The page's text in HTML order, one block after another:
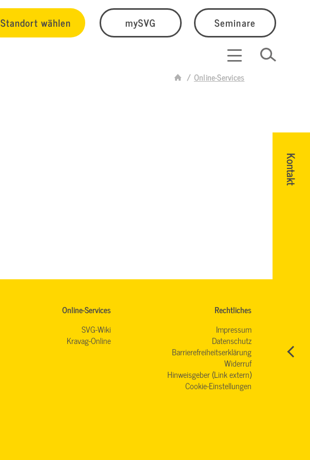
Standort wählen mySVG Seminare
Online-Services
Kontakt
Online-Services
SVG-Wiki
Kravag-Online
Rechtliches
Impressum
Datenschutz
Barrierefreiheitserklärung
Widerruf
Hinweisgeber (Link extern)
Cookie-Einstellungen